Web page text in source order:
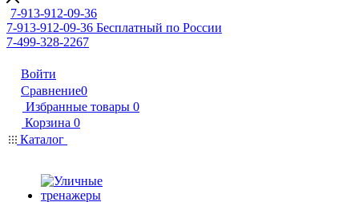
7-913-912-09-36
7-913-912-09-36 Бесплатный по России
7-499-328-2267
Войти
Сравнение0
Избранные товары 0
Корзина 0
Каталог